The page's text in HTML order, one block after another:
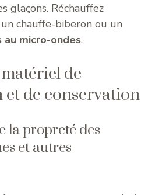
glaçons. Réchauffez
chauffe-biberon ou un
au micro-ondes.
de
de conservation
la propreté des
et autres